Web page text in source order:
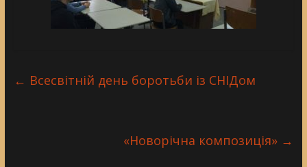
← Всесвітній день боротьби із СНІДом
«Новорічна композиція» →